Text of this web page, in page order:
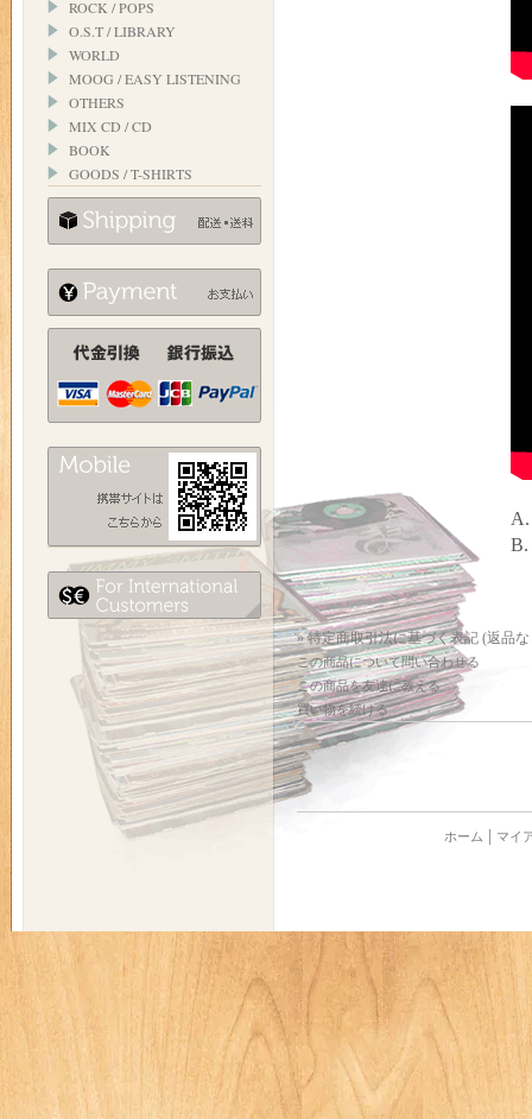
ROCK / POPS
O.S.T / LIBRARY
WORLD
MOOG / EASY LISTENING
OTHERS
MIX CD / CD
BOOK
GOODS / T-SHIRTS
A.
B.
» 特定商取引法に基づく表記 (返品
この商品について問い合わせる
この商品を友達に教える
買い物を続ける
ホーム マイ